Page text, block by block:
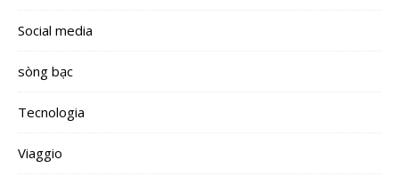
Social media
sòng bạc
Tecnologia
Viaggio